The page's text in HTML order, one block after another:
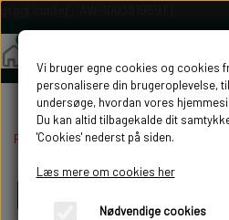
Forside Diverse
Diverse
Vi bruger egne cookies og cookies
personalisere din brugeroplevelse,
undersøge, hvordan vores
Du kan altid tilbagekalde dit
'Cookies' nederst på siden.
Læs mere om cookies her
Nødvendige cookies